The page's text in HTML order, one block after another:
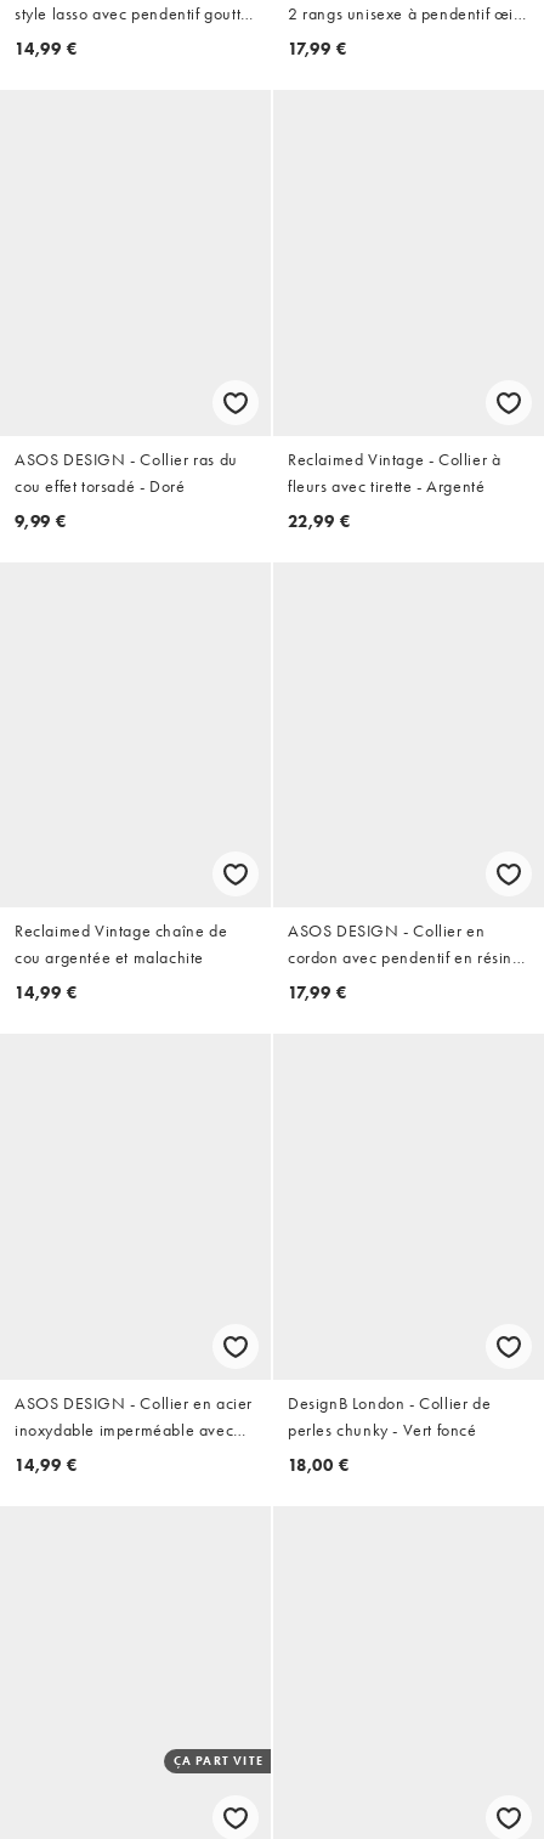
style lasso avec pendentif goutte
d'eau - Doré
14,99 €
2 rangs unisexe à pendentif œil
du tigre - Doré
17,99 €
ASOS DESIGN - Collier ras du
cou effet torsadé - Doré
9,99 €
Reclaimed Vintage - Collier à
fleurs avec tirette - Argenté
22,99 €
Reclaimed Vintage chaîne de
cou argentée et malachite
14,99 €
ASOS DESIGN - Collier en
cordon avec pendentif en résine
et pampilles - Noir
17,99 €
ASOS DESIGN - Collier en acier
inoxydable imperméable avec
petites breloques disques - Doré
14,99 €
DesignB London - Collier de
perles chunky - Vert foncé
18,00 €
ÇA PART VITE